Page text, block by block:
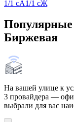
1/1 сА1/1 сЖ
Популярные
Биржевая
На вашей улице к
3 провайдера —
выбрали для вас